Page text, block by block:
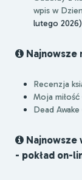
wpis w
lutego 2026)
Najnowsze
Recenzja
Moja miłość
Dead Awake
Najnowsze
- pokład on-